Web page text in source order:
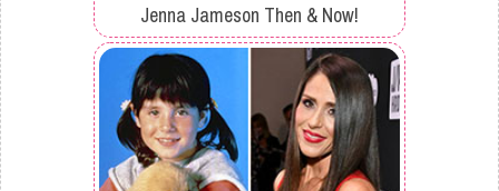
Jenna Jameson Then & Now!